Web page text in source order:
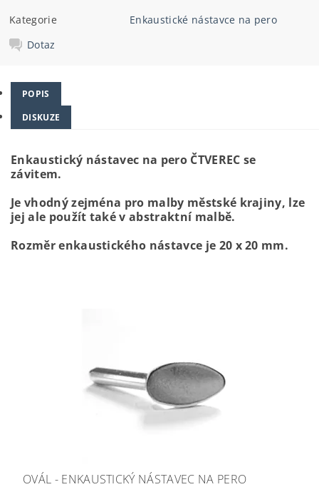
Kategorie
Enkaustické nástavce na pero
Dotaz
POPIS
DISKUZE
Enkaustický nástavec na pero ČTVEREC se
závitem.
Je vhodný zejména pro malby městské krajiny, lze
jej ale použít také v abstraktní malbě.
Rozměr enkaustického nástavce je 20 x 20 mm.
OVÁL - ENKAUSTICKÝ NÁSTAVEC NA PERO